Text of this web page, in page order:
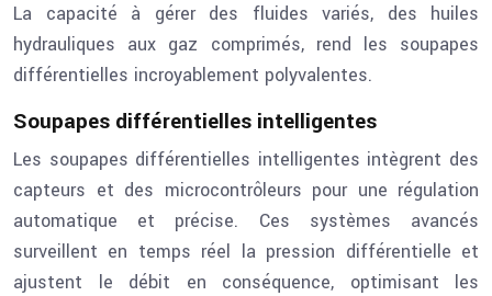
La capacité à gérer des fluides variés, des huiles
hydrauliques aux gaz comprimés, rend les soupapes
différentielles incroyablement polyvalentes.
Soupapes différentielles intelligentes
Les soupapes différentielles intelligentes intègrent des
capteurs et des microcontrôleurs pour une régulation
automatique et précise. Ces systèmes avancés
surveillent en temps réel la pression différentielle et
ajustent le débit en conséquence, optimisant les